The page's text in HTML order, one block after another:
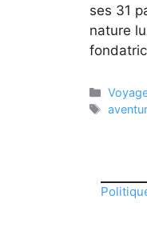
ses 31
nature